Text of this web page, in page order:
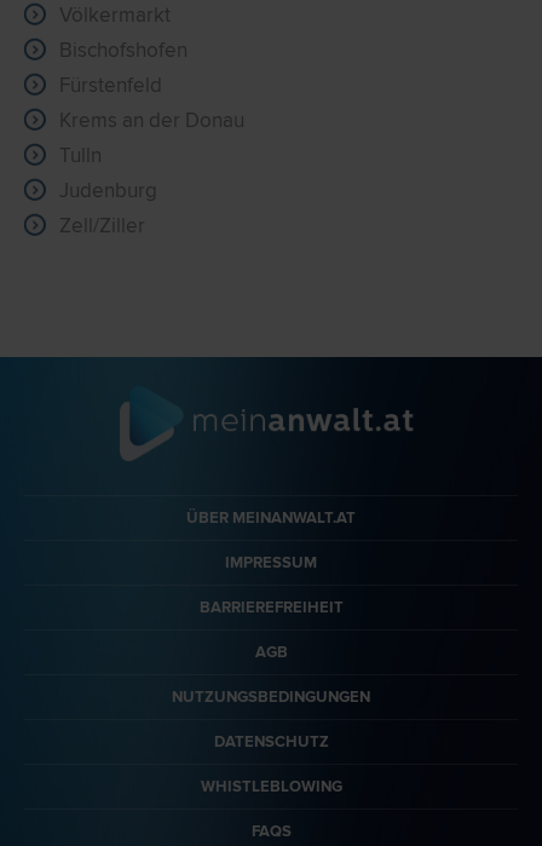
Völkermarkt
Bischofshofen
Fürstenfeld
Krems an der Donau
Tulln
Judenburg
Zell/Ziller
ÜBER MEINANWALT.AT
IMPRESSUM
BARRIEREFREIHEIT
AGB
NUTZUNGSBEDINGUNGEN
DATENSCHUTZ
WHISTLEBLOWING
FAQS